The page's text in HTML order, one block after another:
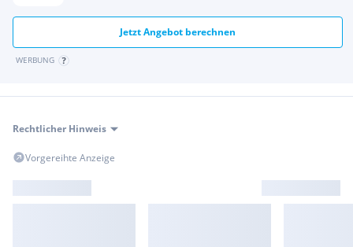
Jetzt Angebot berechnen
WERBUNG
Rechtlicher Hinweis
Vorgereihte Anzeige